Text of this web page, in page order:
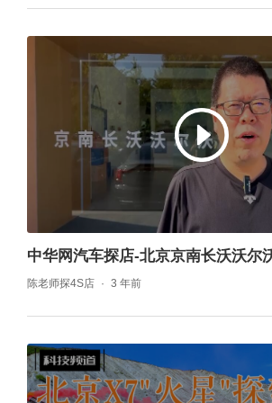
中华网汽车探店-北京京南长沃沃尔
陈老师探4S店 3 年前